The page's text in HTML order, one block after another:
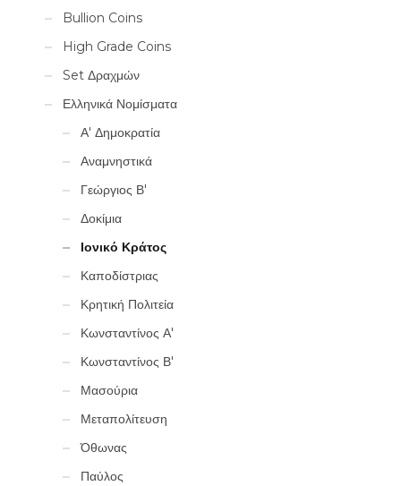
Bullion Coins
High Grade Coins
Set Δραχμών
Ελληνικά Νομίσματα
Α' Δημοκρατία
Αναμνηστικά
Γεώργιος Β'
Δοκίμια
Ιονικό Κράτος
Καποδίστριας
Κρητική Πολιτεία
Κωνσταντίνος Α'
Κωνσταντίνος Β'
Μασούρια
Μεταπολίτευση
Όθωνας
Παύλος